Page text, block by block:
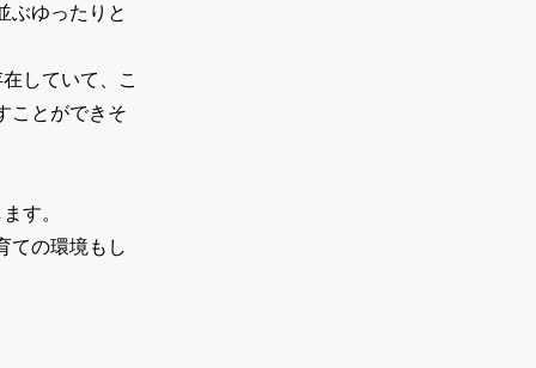
ぶゆったりと
していて、こ
ことができそ
す。
ての環境もし